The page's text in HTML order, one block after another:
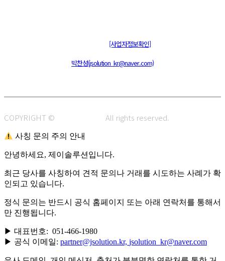
[사업자정보확인]
박찬성(jsolution_kr@naver.com)
COPYRIGHT © All rights reserved.
사칭 문의 주의 안내
안녕하세요, 제이솔루션입니다.
최근 당사를 사칭하여 견적 문의나 거래를 시도하는 사례가 확
인되고 있습니다.
정식 문의는 반드시 공식 홈페이지 또는 아래 연락처를 통해서
만 진행됩니다.
▶ 대표번호: 051-466-1980
▶ 공식 이메일: partner@jsolution.kr, jsolution_kr@naver.com